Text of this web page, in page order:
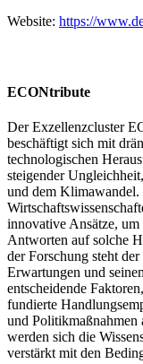
Website: https://
ECONtribute
Der Exzellenzcluster
beschäftigt sich mit
technologischen
steigender
und dem Klimawandel.
innovative Ansätze,
Antworten auf solche
der Forschung steht
Erwartungen und
entscheidende
fundierte
und Politikmaßnahmen
werden sich die
verstärkt mit den